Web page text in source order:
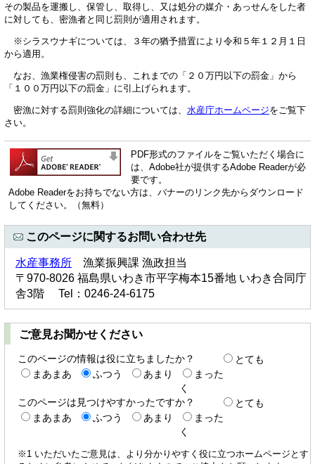
その製品を運搬し、保管し、取得し、又は処分の媒介・あっせんをした者
に対しても、密漁者と同じ罰則が適用されます。
※シラスウナギについては、３年の猶予措置により令和５年１２月１日
から適用。
なお、漁業権侵害の罰則も、これまでの「２０万円以下の罰金」から
「１００万円以下の罰金」に引上げられます。
密漁に対する罰則強化の詳細については、 水産庁ホームページをご覧下
さい。
PDF形式のファイルをご覧いただく場合に
は、Adobe社が提供するAdobe Readerが必
要です。
Adobe Readerをお持ちでない方は、バナーのリンク先からダウンロード
してください。（無料）
このページに関するお問い合わせ先
水産事務所 漁業振興課 漁政担当
〒970-8026 福島県いわき市平字梅本15番地 いわき合同庁
舎3階 Tel：0246-24-6175
ご意見お聞かせください
このページの情報は役に立ちましたか？
とても
まあまあ
ふつう あまり
まった
く
このページは見つけやすかったですか？
とても
まあまあ
ふつう あまり
まった
く
※1 いただいたご意見は、より分かりやすく役に立つホームページとす